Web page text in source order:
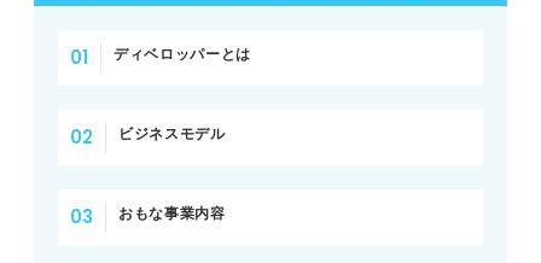
ディベロッパーとは
ビジネスモデル
おもな事業内容